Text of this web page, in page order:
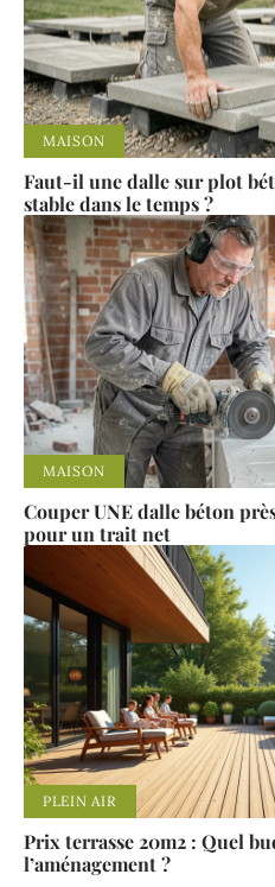
MAISON
Faut-il une dalle sur plot
stable dans le temps ?
MAISON
Couper UNE dalle béton
pour un trait net
PLEIN AIR
Prix terrasse 20m2 : Quel
l’aménagement ?